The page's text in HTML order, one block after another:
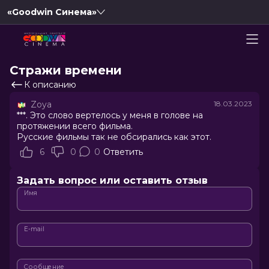
«Goodwin Синема»
Стражи времени
К описанию
Zoya
18.03.2023
***. Это слово вертелось у меня в голове на
протяжении всего фильма.
Русские фильмы так не обсирались как этот.
6
0 0 Ответить
Задать вопрос или оставить отзыв
Имя
E-mail
Сообщение